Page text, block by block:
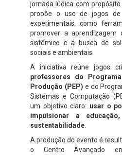
jornada lúdica com propósito
propõe o uso de jogos de
experimentais, como
promover a aprendizagem
sistêmico e a busca de
sociais e ambientais.
A iniciativa reúne jogos
professores do
Produção (PEP) e do
Sistemas e Computação
um objetivo claro: usar o
impulsionar a
sustentabilidade
A produção do evento é
o Centro Avançado em